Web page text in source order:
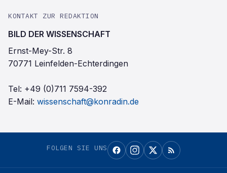
KONTAKT ZUR REDAKTION
BILD DER WISSENSCHAFT
Ernst-Mey-Str. 8
70771 Leinfelden-Echterdingen
Tel: +49 (0)711 7594-392
E-Mail: wissenschaft@konradin.de
FOLGEN SIE UNS